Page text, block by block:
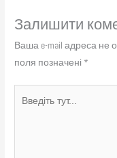
Залишити
Ваша e-mail адреса не
поля позначені *